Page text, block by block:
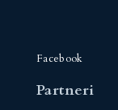
Facebook
Partneri